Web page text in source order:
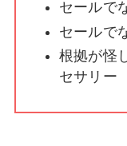
セールで
セールで
根拠が怪
セサリー